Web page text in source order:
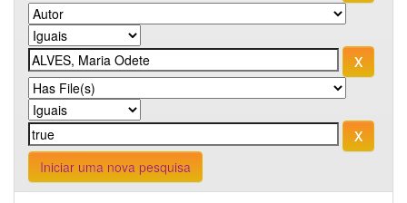
Iniciar uma nova pesquisa